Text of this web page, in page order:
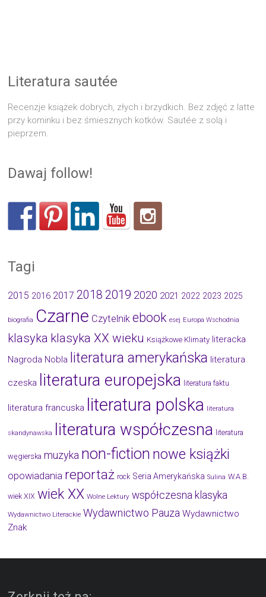
Literatura sautée
Recenzje książek dobrych, złych i brzydkich. Bez zdjęć z latte
przy kominku i bez śmiesznych kotków. Sautée z solą i
pieprzem.
Dawaj follow!
Tagi
2015 2016 2017 2018 2019 2020 2021 2022 2023 2025
biografia Czarne Czytelnik ebook esej Europa Wschodnia
klasyka klasyka XX wieku Książkowe Klimaty literacka
Nagroda Nobla literatura amerykańska literatura
czeska literatura europejska literatura faktu
literatura francuska literatura polska literatura
skandynawska literatura współczesna literatura
węgierska muzyka non-fiction nowe książki
opowiadania reportaż rock Seria Amerykańska Sulina W.A.B.
wiek XIX wiek XX Wolne Lektury współczesna klasyka
Wydawnictwo Literackie Wydawnictwo Pauza Wydawnictwo
Znak